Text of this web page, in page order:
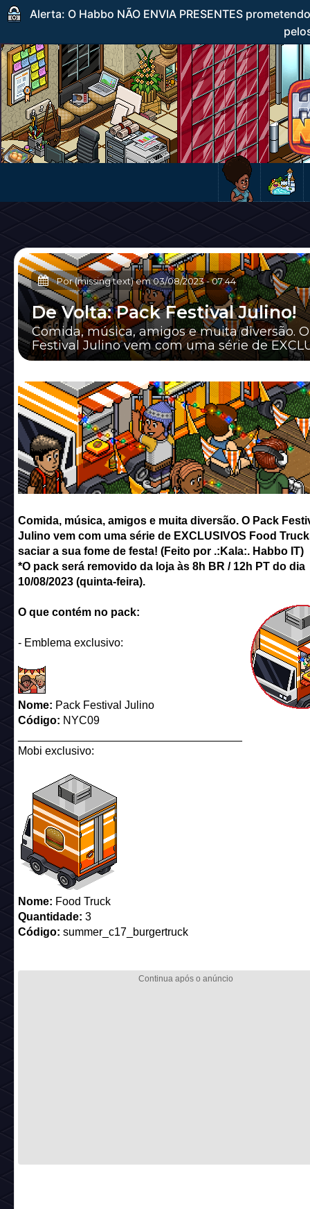
Alerta: O Habbo NÃO ENVIA PRESENTES
Por (missing text) em03/08/2023-07:44
De Volta: Pack Festival Julino!
Comida, música, amigos e muita diversão.
Festival Julino vem com uma série de
Food Trucks para saciar a sua fome de
Comida, música, amigos e muita diversão. O Pack
Julino vem com uma série de EXCLUSIVOS Food
saciar a sua fome de festa! (Feito por .:Kala:. Habbo IT)
*O pack será removido da loja às 8h BR / 12h PT do dia
10/08/2023 (quinta-feira).
O que contém no pack:
- Emblema exclusivo:
Nome: Pack Festival Julino
Código: NYC09
Mobi exclusivo:
Nome: Food Truck
Quantidade: 3
Código: summer_c17_burgertruck